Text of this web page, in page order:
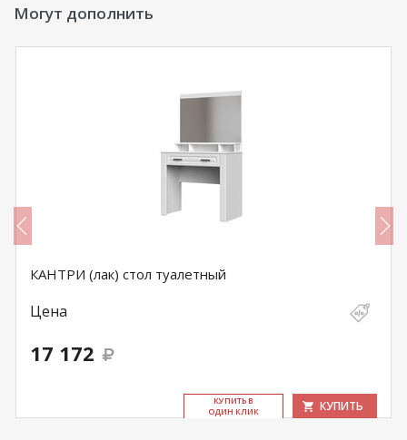
Могут дополнить
КАНТРИ (лак) стол туалетный
Цена
17 172
КУ­ПИТЬ В
ОДИН КЛИК
КУПИТЬ